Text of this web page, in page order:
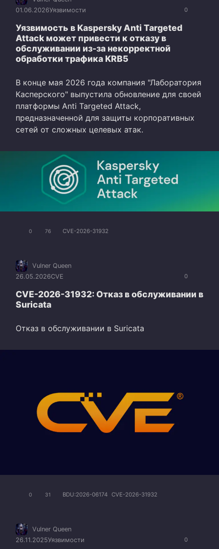
0
01.06.2026Уязвимости
Уязвимость в Kaspersky Anti Targeted
Attack может привести к отказу в
обслуживании из-за некорректной
обработки трафика KRB5
В конце мая 2026 года компания "Лаборатория
Касперского" выпустила обновление для своей
платформы Anti Targeted Attack,
предназначенной для защиты корпоративных
сетей от сложных целевых атак.
0 76 CVE-2026-31932
0
Vulner Queen
26.05.2026CVE
CVE-2026-31932: Отказ в обслуживании в
Suricata
Отказ в обслуживании в Suricata
0 31 BDU:2026-06174 CVE-2026-31932
0
Vulner Queen
26.11.2025Уязвимости